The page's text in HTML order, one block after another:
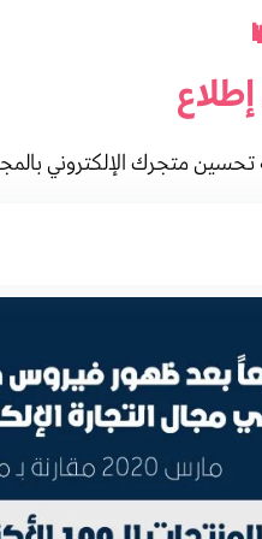
إطلاع
متجرك الإلكتروني